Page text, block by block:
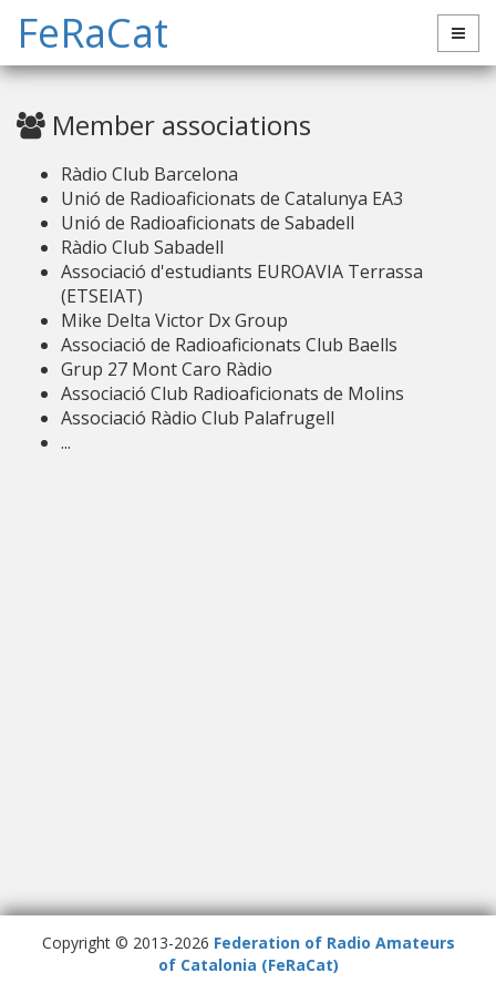
FeRaCat
Member associations
Ràdio Club Barcelona
Unió de Radioaficionats de Catalunya EA3
Unió de Radioaficionats de Sabadell
Ràdio Club Sabadell
Associació d'estudiants EUROAVIA Terrassa
(ETSEIAT)
Mike Delta Victor Dx Group
Associació de Radioaficionats Club Baells
Grup 27 Mont Caro Ràdio
Associació Club Radioaficionats de Molins
Associació Ràdio Club Palafrugell
...
Copyright © 2013-2026 Federation of Radio Amateurs
of Catalonia (FeRaCat)